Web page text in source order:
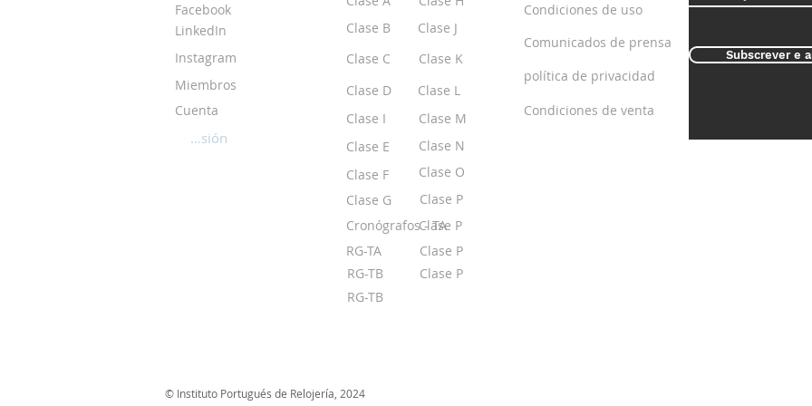
Facebook
LinkedIn
Instagram
Miembros
Cuenta
Iniciar sesión
Clase B
Clase J
Clase C
Clase K
Clase D
Clase L
Clase I
Clase M
Clase E
Clase F
Clase G
Clase P
Cronógrafos - TA
RG-TA
RG-TB
RG-TB
Condiciones de uso
Comunicados de prensa
política de privacidad
Condiciones de venta
Subscrever e
Clase N
Clase O
Clase P
Clase P
Clase P
© Instituto Portugués de Relojería, 2024